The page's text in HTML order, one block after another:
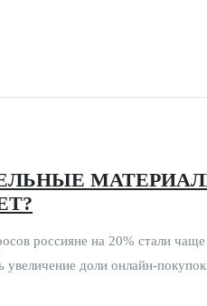
россияне на 20% стали чаще
увеличение доли онлайн-